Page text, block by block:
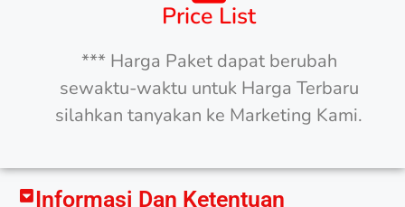
Price List
*** Harga Paket dapat berubah
sewaktu-waktu untuk Harga Terbaru
silahkan tanyakan ke Marketing Kami.
Informasi Dan Ketentuan